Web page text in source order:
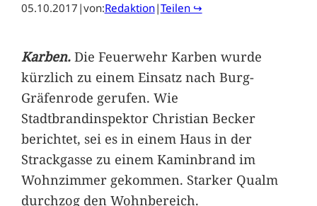
05.10.2017 |von:Redaktion|Teilen ↪
Karben.Die Feuerwehr Karben wurde
kürzlich zu einem Einsatz nach Burg-
Gräfenrode gerufen. Wie
Stadtbrandinspektor Christian Becker
berichtet, sei es in einem Haus in der
Strackgasse zu einem Kaminbrand im
Wohnzimmer gekommen. Starker Qualm
durchzog den Wohnbereich.